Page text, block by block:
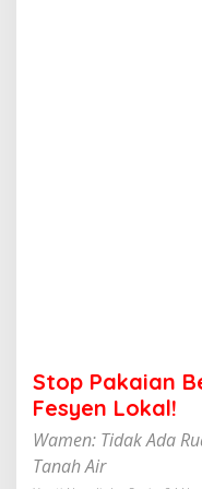
F
e
s
Stop Pakaian
Fesyen Lokal!
Wamen: Tidak Ada
Tanah Air